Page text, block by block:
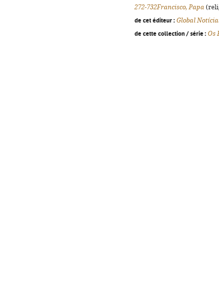
272-732Francisco, Papa
de cet éditeur : Global
de cette collection / série : Os